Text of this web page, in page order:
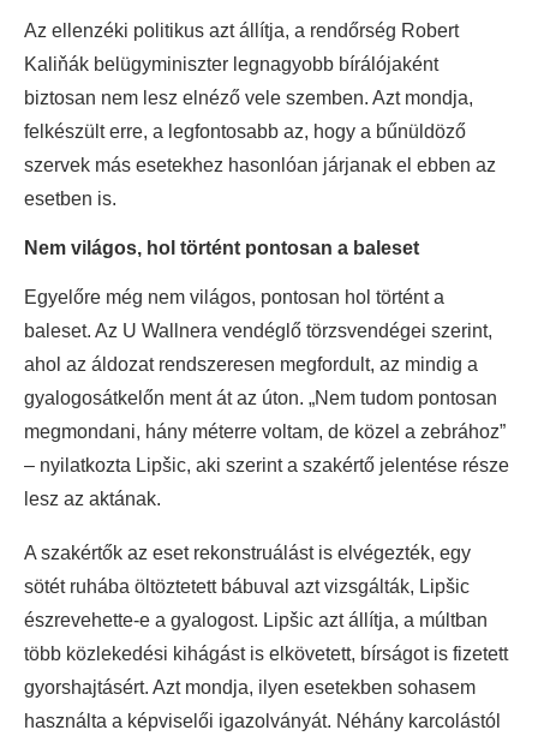
Az ellenzéki politikus azt állítja, a rendőrség Robert
Kaliňák belügyminiszter legnagyobb bírálójaként
biztosan nem lesz elnéző vele szemben. Azt mondja,
felkészült erre, a legfontosabb az, hogy a bűnüldöző
szervek más esetekhez hasonlóan járjanak el ebben az
esetben is.
Nem világos, hol történt pontosan a baleset
Egyelőre még nem világos, pontosan hol történt a
baleset. Az U Wallnera vendéglő törzsvendégei szerint,
ahol az áldozat rendszeresen megfordult, az mindig a
gyalogosátkelőn ment át az úton. „Nem tudom pontosan
megmondani, hány méterre voltam, de közel a zebrához”
– nyilatkozta Lipšic, aki szerint a szakértő jelentése része
lesz az aktának.
A szakértők az eset rekonstruálást is elvégezték, egy
sötét ruhába öltöztetett bábuval azt vizsgálták, Lipšic
észrevehette-e a gyalogost. Lipšic azt állítja, a múltban
több közlekedési kihágást is elkövetett, bírságot is fizetett
gyorshajtásért. Azt mondja, ilyen esetekben sohasem
használta a képviselői igazolványát. Néhány karcolástól